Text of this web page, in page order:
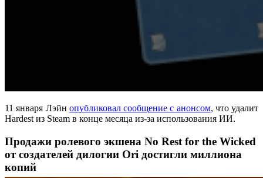
11 января Лэйн опубликовал сообщение с анонсом, что удалит
Hardest из Steam в конце месяца из-за использования ИИ.
Продажи ролевого экшена No Rest for the Wicked
от создателей дилогии Ori достигли миллиона
копий